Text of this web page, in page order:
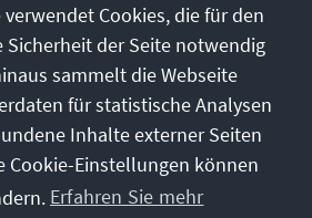
verwendet Cookies, die für den
Sicherheit der Seite notwendig
sammelt die Webseite
für statistische Analysen
Inhalte externer Seiten
Cookie-Einstellungen können
Erfahren Sie mehr